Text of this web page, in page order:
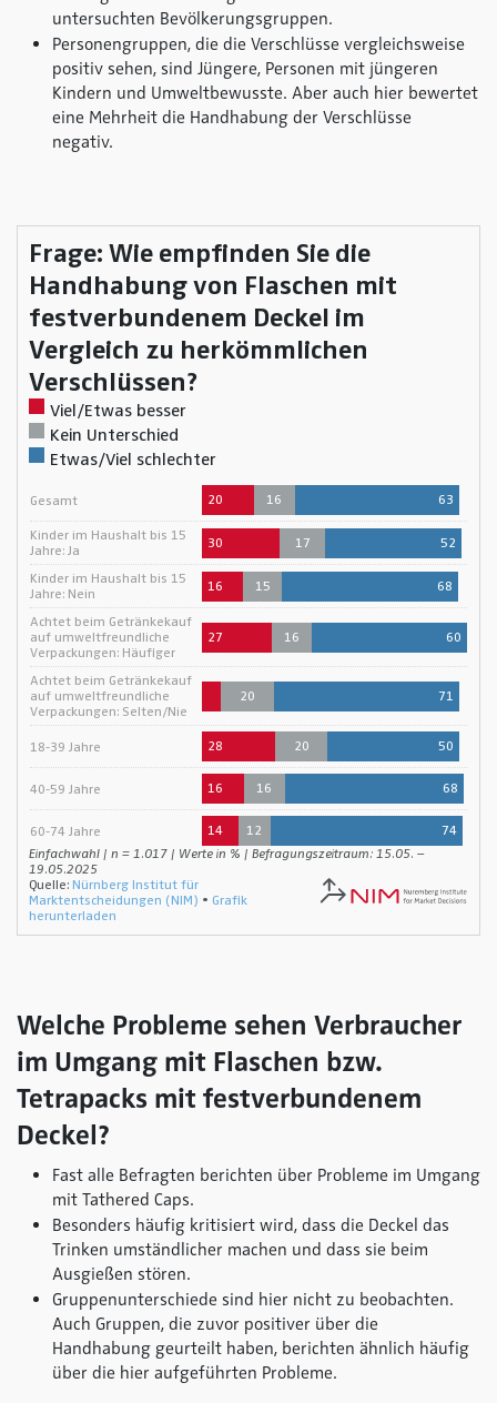
untersuchten Bevölkerungsgruppen.
Personengruppen, die die Verschlüsse vergleichsweise
positiv sehen, sind Jüngere, Personen mit jüngeren
Kindern und Umweltbewusste. Aber auch hier bewertet
eine Mehrheit die Handhabung der Verschlüsse
negativ.
Welche Probleme sehen Verbraucher
im Umgang mit Flaschen bzw.
Tetrapacks mit festverbundenem
Deckel?
Fast alle Befragten berichten über Probleme im Umgang
mit Tathered Caps.
Besonders häufig kritisiert wird, dass die Deckel das
Trinken umständlicher machen und dass sie beim
Ausgießen stören.
Gruppenunterschiede sind hier nicht zu beobachten.
Auch Gruppen, die zuvor positiver über die
Handhabung geurteilt haben, berichten ähnlich häufig
über die hier aufgeführten Probleme.